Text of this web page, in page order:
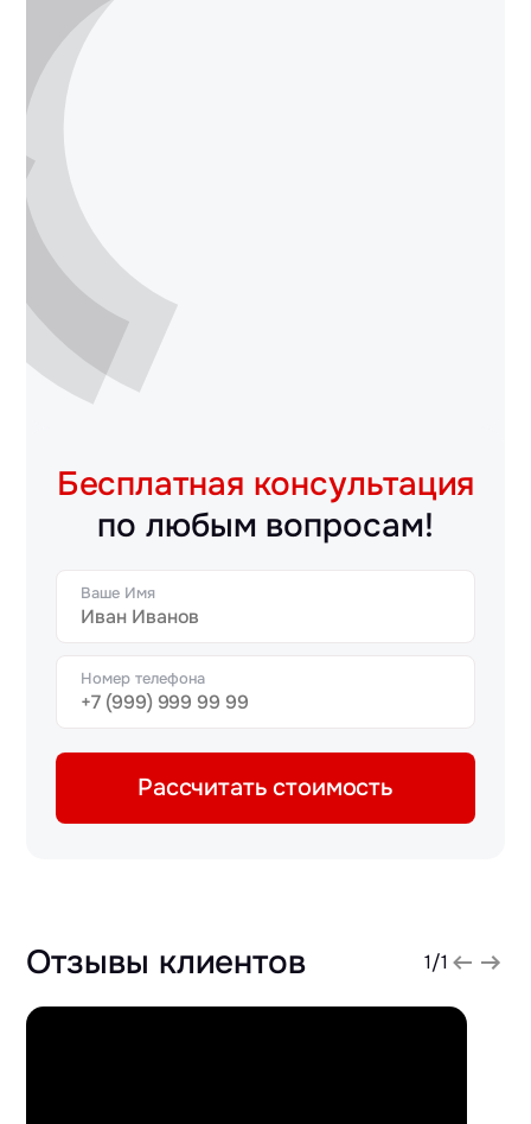
Бесплатная консультация
по любым вопросам!
Ваше Имя
Номер телефона
Рассчитать стоимость
Отзывы клиентов 1/1